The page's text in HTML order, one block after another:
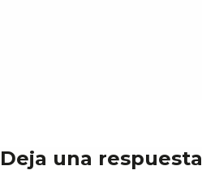
Deja una respuesta